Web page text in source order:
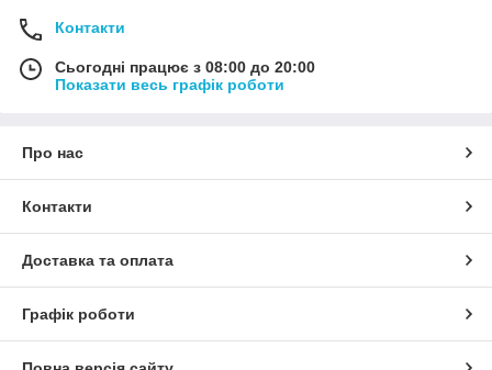
Контакти
Сьогодні працює з 08:00 до 20:00
Показати весь графік роботи
Про нас
Контакти
Доставка та оплата
Графік роботи